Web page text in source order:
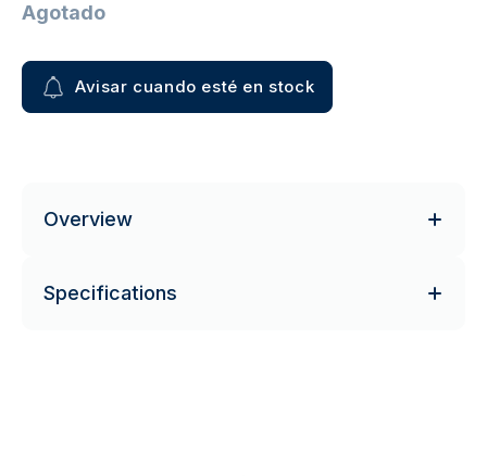
Agotado
Avisar cuando esté en stock
Overview
Specifications